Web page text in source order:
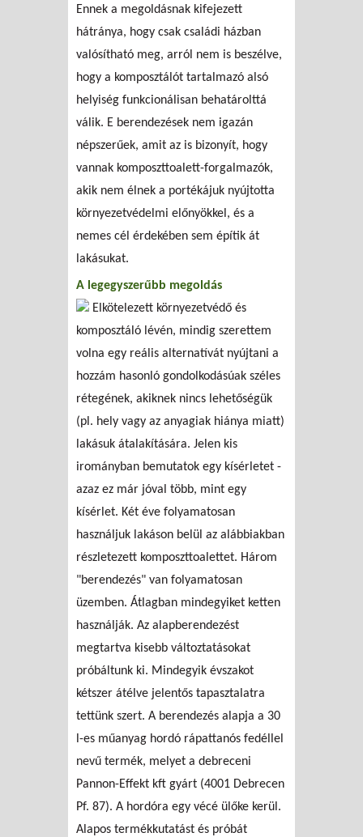
Ennek a megoldásnak kifejezett
hátránya, hogy csak családi házban
valósítható meg, arról nem is beszélve,
hogy a komposztálót tartalmazó alsó
helyiség funkcionálisan behatárolttá
válik. E berendezések nem igazán
népszerűek, amit az is bizonyít, hogy
vannak komposzttoalett-forgalmazók,
akik nem élnek a portékájuk nyújtotta
környezetvédelmi előnyökkel, és a
nemes cél érdekében sem építik át
lakásukat.
A legegyszerűbb megoldás
Elkötelezett környezetvédő és
komposztáló lévén, mindig szerettem
volna egy reális alternatívát nyújtani a
hozzám hasonló gondolkodásúak széles
rétegének, akiknek nincs lehetőségük
(pl. hely vagy az anyagiak hiánya miatt)
lakásuk átalakítására. Jelen kis
irományban bemutatok egy kísérletet -
azaz ez már jóval több, mint egy
kísérlet. Két éve folyamatosan
használjuk lakáson belül az alábbiakban
részletezett komposzttoalettet. Három
"berendezés" van folyamatosan
üzemben. Átlagban mindegyiket ketten
használják. Az alapberendezést
megtartva kisebb változtatásokat
próbáltunk ki. Mindegyik évszakot
kétszer átélve jelentős tapasztalatra
tettünk szert. A berendezés alapja a 30
l-es műanyag hordó rápattanós fedéllel
nevű termék, melyet a debreceni
Pannon-Effekt kft gyárt (4001 Debrecen
Pf. 87). A hordóra egy vécé ülőke kerül.
Alapos termékkutatást és próbát